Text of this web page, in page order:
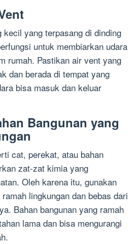
kecil yang terpasang di dinding
untuk membiarkan udara
rumah. Pastikan air vent yang
dan berada di tempat yang
bisa masuk dan keluar
Bangunan yang
cat, perekat, atau bahan
zat-zat kimia yang
Oleh karena itu, gunakan
lingkungan dan bebas dari
Bahan bangunan yang ramah
lama dan bisa mengurangi